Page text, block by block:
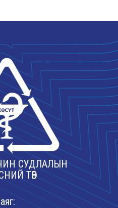
СУДЛАЛЫН
ТӨВ